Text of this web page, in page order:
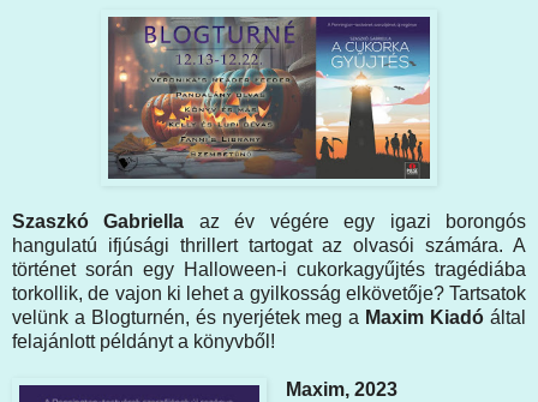
Szaszkó Gabriella az év végére egy igazi borongós
hangulatú ifjúsági thrillert tartogat az olvasói számára. A
történet során egy Halloween-i cukorkagyűjtés tragédiába
torkollik, de vajon ki lehet a gyilkosság elkövetője? Tartsatok
velünk a Blogturnén, és nyerjétek meg a Maxim Kiadóáltal
felajánlott példányt a könyvből!
Maxim, 2023